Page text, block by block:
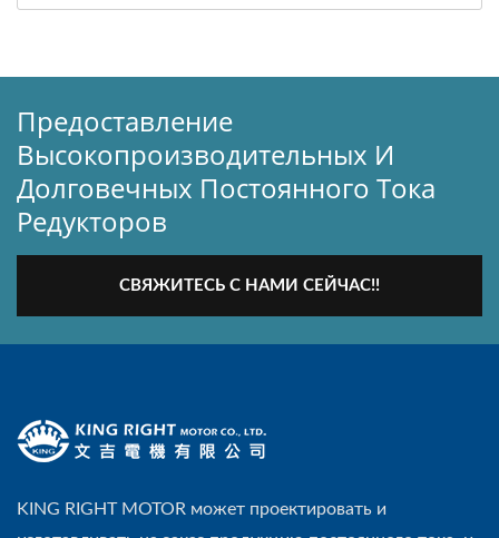
Предоставление
Высокопроизводительных И
Долговечных Постоянного Тока
Редукторов
СВЯЖИТЕСЬ С НАМИ СЕЙЧАС!!
KING RIGHT MOTOR может проектировать и